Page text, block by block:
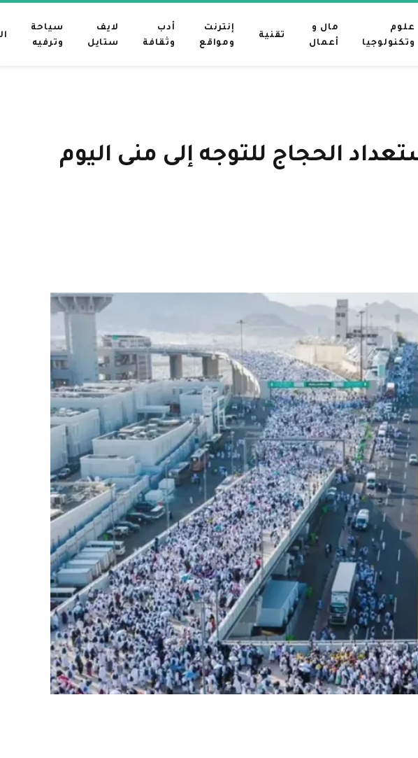
علوم
وتكنولوجيا
مال و
أعمال
تقنية
إنترنت
ومواقع
أدب
وثقافة
لايف
ستايل
سياحة
وترفيه
الحجاج للتوجه إلى منى اليوم